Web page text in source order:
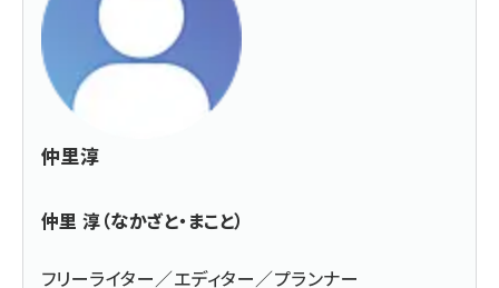
仲里淳
仲里 淳（なかざと・まこと）
フリーライター／エディター／プランナー